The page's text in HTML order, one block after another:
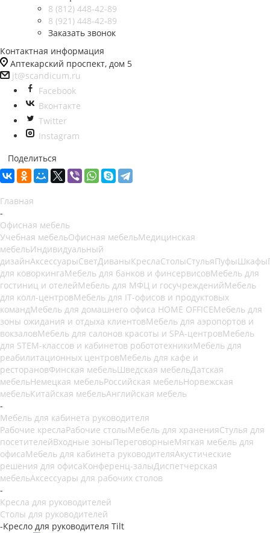
8 (812) 448-42-89
8 (921) 448-42-89
Заказать звонок
Контактная информация
Аптекарский проспект, дом 5
jt@scandicum.ru
Facebook
Вконтакте
Twitter
Instagram
Поделиться
Главная
-
Офисная мебель
Учебная мебельОфисная мебельМедицинская
мебельИндивидуальный
дизайнАксессуарыСветДиваныКреслаСтолыСтульяПуфыШкафы
для коворкингаМебель для банков и финсервисовМебель для
гостиниц и отелейМебель для МФЦ и госучрежденийМебель
для колл-центровМебель для IT-офисов и продуктовых
командМебель для домашнего офиса HOME OFFICEМебель для
зоны ожидания и отдыха клиентовМебель для аэропортов и
вокзаловМебель для салонов красоты и SPA-центровМебель
для STEM-классов и кабинетов робототехникиМебель для
реабилитационных центровМебель для кафе и
ресторановФинская мебельШведская мебельДатская
мебельНемецкая мебельРоссийская мебельНорвежская
мебельКитайская мебельАнглийская мебель
-
Мебель для кабинета руководителя
Рабочие креслаРабочие столыМебель для храненияСтулья для
посетителейВходные зоныПереговорныеМягкая мебель для
офисаМебель для кабинета руководителяАкустические
решения для офисаКонференц-залыДиспетчерская
мебельАксессуары для рабочих столов
-
Кресла для руководителей
Столы для руководителей
-Кресло для руководителя Tilt